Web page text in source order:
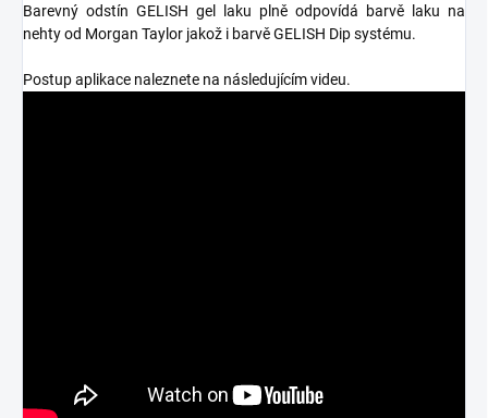
Barevný odstín GELISH gel laku plně odpovídá barvě laku na
nehty od Morgan Taylor jakož i barvě GELISH Dip systému.
Postup aplikace naleznete na následujícím videu.